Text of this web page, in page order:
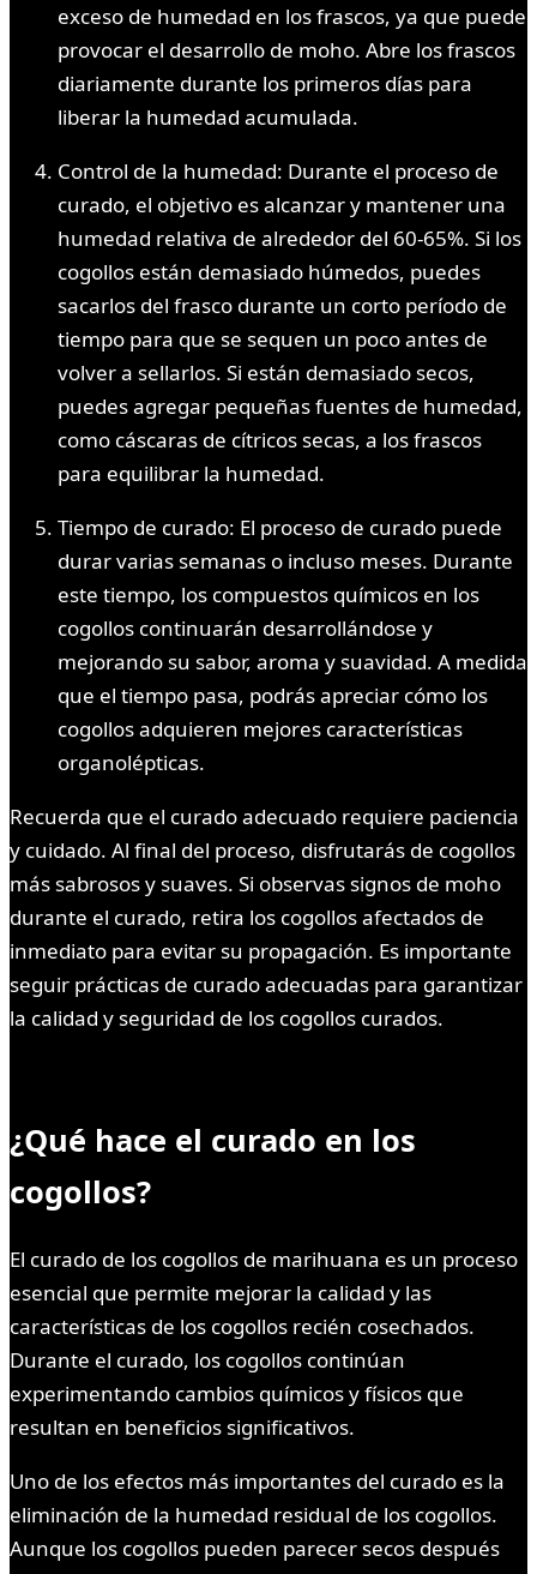
exceso de humedad en los frascos, ya que puede
provocar el desarrollo de moho. Abre los frascos
diariamente durante los primeros días para
liberar la humedad acumulada.
Control de la humedad: Durante el proceso de
curado, el objetivo es alcanzar y mantener una
humedad relativa de alrededor del 60-65%. Si los
cogollos están demasiado húmedos, puedes
sacarlos del frasco durante un corto período de
tiempo para que se sequen un poco antes de
volver a sellarlos. Si están demasiado secos,
puedes agregar pequeñas fuentes de humedad,
como cáscaras de cítricos secas, a los frascos
para equilibrar la humedad.
Tiempo de curado: El proceso de curado puede
durar varias semanas o incluso meses. Durante
este tiempo, los compuestos químicos en los
cogollos continuarán desarrollándose y
mejorando su sabor, aroma y suavidad. A medida
que el tiempo pasa, podrás apreciar cómo los
cogollos adquieren mejores características
organolépticas.
Recuerda que el curado adecuado requiere paciencia
y cuidado. Al final del proceso, disfrutarás de cogollos
más sabrosos y suaves. Si observas signos de moho
durante el curado, retira los cogollos afectados de
inmediato para evitar su propagación. Es importante
seguir prácticas de curado adecuadas para garantizar
la calidad y seguridad de los cogollos curados.
¿Qué hace el curado en los
cogollos?
El curado de los cogollos de marihuana es un proceso
esencial que permite mejorar la calidad y las
características de los cogollos recién cosechados.
Durante el curado, los cogollos continúan
experimentando cambios químicos y físicos que
resultan en beneficios significativos.
Uno de los efectos más importantes del curado es la
eliminación de la humedad residual de los cogollos.
Aunque los cogollos pueden parecer secos después